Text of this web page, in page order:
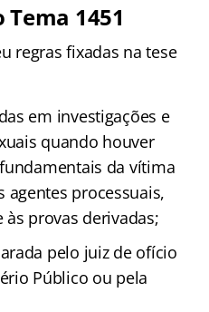
1451
regras fixadas na tese
em investigações e
quando houver
da vítima
agentes processuais,
provas derivadas;
pelo juiz de ofício
Público ou pela